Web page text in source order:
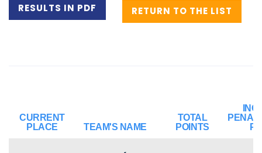
RETURN TO THE LIST
RESULTS IN PDF
CURRENT
PLACE
TEAM'S NAME
TOTAL
POINTS